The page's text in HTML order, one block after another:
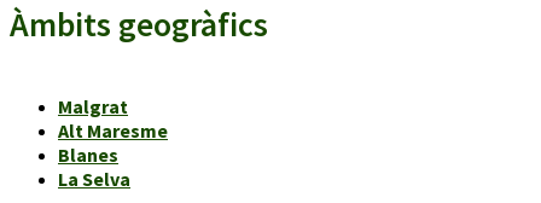
Àmbits geogràfics
Malgrat
Alt Maresme
Blanes
La Selva